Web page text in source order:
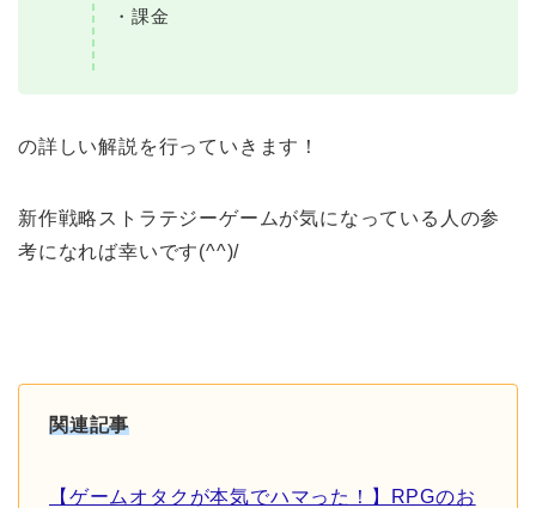
・課金
の詳しい解説を行っていきます！
新作戦略ストラテジーゲームが気になっている人の参
考になれば幸いです(^^)/
関連記事
【ゲームオタクが本気でハマった！】RPGのお